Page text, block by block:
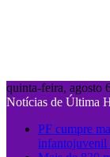
quinta-feira, agosto
Notícias de Última
PF cumpre
infantojuvenil